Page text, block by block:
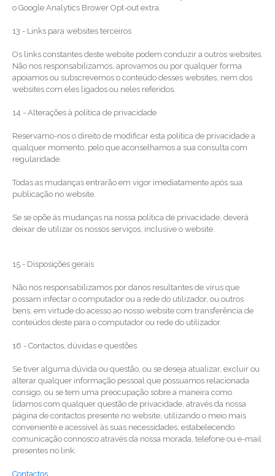
o Google Analytics Brower Opt-out extra.
13 - Links para websites terceiros
Os links constantes deste website podem conduzir a outros websites.
Não nos responsabilizamos, aprovamos ou por qualquer forma
apoiamos ou subscrevemos o conteúdo desses websites, nem dos
websites com eles ligados ou neles referidos.
14 - Alterações à política de privacidade
Reservamo-nos o direito de modificar esta política de privacidade a
qualquer momento, pelo que aconselhamos a sua consulta com
regularidade.
Todas as mudanças entrarão em vigor imediatamente após sua
publicação no website.
Se se opõe às mudanças na nossa política de privacidade, deverá
deixar de utilizar os nossos serviços, inclusive o website.
15 - Disposições gerais
Não nos responsabilizamos por danos resultantes de vírus que
possam infectar o computador ou a rede do utilizador, ou outros
bens, em virtude do acesso ao nosso website com transferência de
conteúdos deste para o computador ou rede do utilizador.
16 - Contactos, dúvidas e questões
Se tiver alguma dúvida ou questão, ou se deseja atualizar, excluir ou
alterar qualquer informação pessoal que possuamos relacionada
consigo, ou se tem uma preocupação sobre a maneira como
lidamos com qualquer questão de privacidade, através da nossa
página de contactos presente no website, utilizando o meio mais
conveniente e acessível às suas necessidades, estabelecendo
comunicação connosco através da nossa morada, telefone ou e-mail
presentes no link:
Contactos